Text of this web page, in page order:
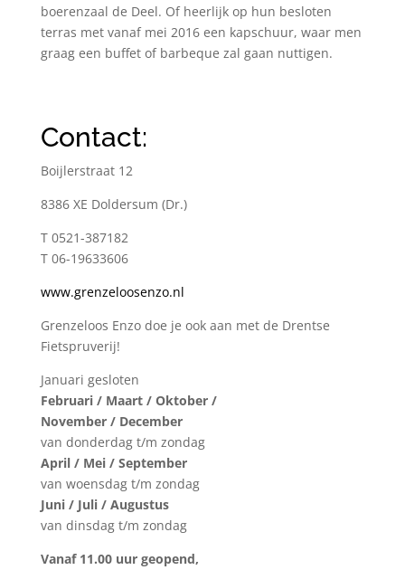
boerenzaal de Deel. Of heerlijk op hun besloten
terras met vanaf mei 2016 een kapschuur, waar men
graag een buffet of barbeque zal gaan nuttigen.
Contact:
Boijlerstraat 12
8386 XE Doldersum (Dr.)
T 0521-387182
T 06-19633606
www.grenzeloosenzo.nl
Grenzeloos Enzo doe je ook aan met de Drentse
Fietspruverij!
Januari gesloten
Februari / Maart / Oktober /
November / December
van donderdag t/m zondag
April / Mei / September
van woensdag t/m zondag
Juni / Juli / Augustus
van dinsdag t/m zondag
Vanaf 11.00 uur geopend,